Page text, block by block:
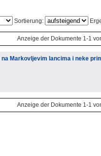
Sortierung:
Anzeige der Dokumente 1-1
na Markovljevim lancima i neke
Anzeige der Dokumente 1-1